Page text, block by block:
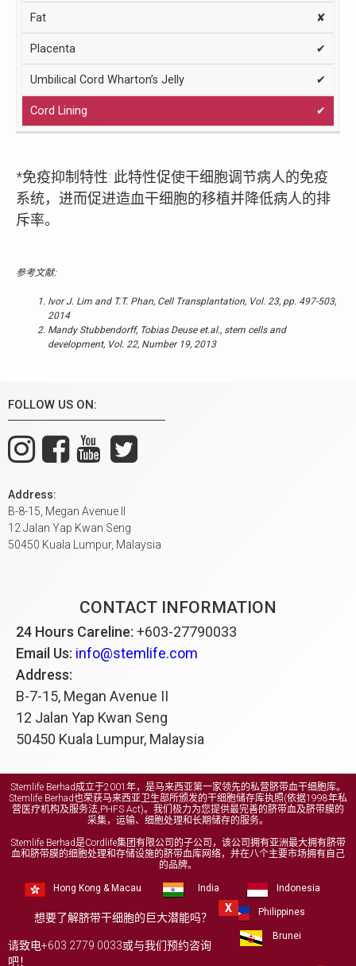
✘
✔
✔
✔
*免疫抑制特性: 此特性促使干细胞调节病人的免疫
系统，进而促进造血干细胞的移植并降低病人的排
斥率。
参考文献:
Ivor J. Lim and T.T. Phan, Cell Transplantation, Vol. 23, pp. 497-503,
2014
Mandy Stubbendorff, Tobias Deuse et.al., stem cells and
development, Vol. 22, Number 19, 2013
FOLLOW US ON:
Address:
B-8-15, Megan Avenue II
12 Jalan Yap Kwan Seng
50450 Kuala Lumpur, Malaysia
CONTACT INFORMATION
24 Hours Careline: +603-27790033
Email Us: info@stemlife.com
Address:
B-7-15, Megan Avenue II
12 Jalan Yap Kwan Seng
50450 Kuala Lumpur, Malaysia
X
想要了解脐带干细胞的巨大潜能吗？
请致电+603 2779 0033或与我们预约咨询
吧！
Stemlife Berhad成立于2001年，是马来西亚第一家领先的私营脐带血干细胞库。
Stemlife Berhad也荣获马来西亚卫生部所颁发的干细胞储存库执照(依据1998年私
营医疗机构及服务法,PHFS Act)。我们极力为您提供最完善的脐带血及脐带膜的
采集，运输、细胞处理和长期储存的服务。
Stemlife Berhad是Cordlife集团有限公司的子公司，该公司拥有亚洲最大拥有脐带
血和脐带膜的细胞处理和存储设施的脐带血库网络，并在八个主要市场拥有自己
的品牌。
Hong Kong & Macau India Indonesia
Malaysia Myanmar Philippines
Brunei